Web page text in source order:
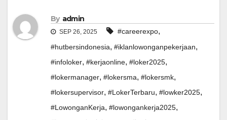
By admin
SEP 26, 2025 #careerexpo,
#hutbersindonesia, #iklanlowonganpekerjaan,
#infoloker, #kerjaonline, #loker2025,
#lokermanager, #lokersma, #lokersmk,
#lokersupervisor, #LokerTerbaru, #lowker2025,
#LowonganKerja, #lowongankerja2025,